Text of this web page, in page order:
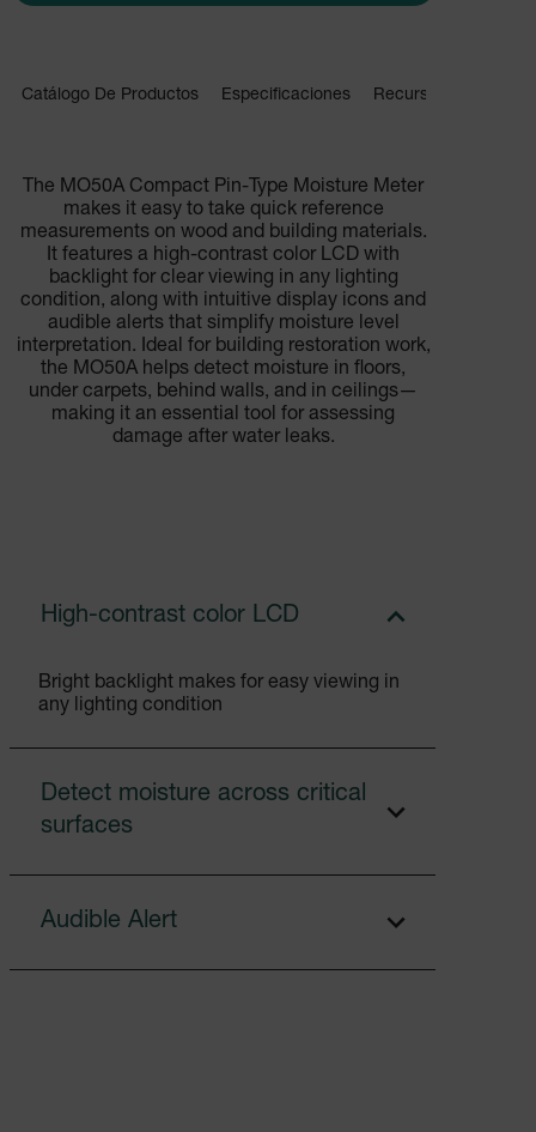
Catálogo De Productos Especificaciones Recursos Y
The MO50A Compact Pin-Type Moisture Meter
makes it easy to take quick reference
measurements on wood and building materials.
It features a high-contrast color LCD with
backlight for clear viewing in any lighting
condition, along with intuitive display icons and
audible alerts that simplify moisture level
interpretation. Ideal for building restoration work,
the MO50A helps detect moisture in floors,
under carpets, behind walls, and in ceilings—
making it an essential tool for assessing
damage after water leaks.
High-contrast color LCD
Bright backlight makes for easy viewing in
any lighting condition
Detect moisture across critical
surfaces
Audible Alert